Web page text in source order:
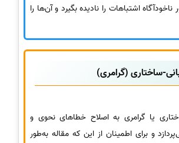
اشتباهات را نادیده بگیرد و آن‌ها را
ساختاری (گرامری)
یا گرامری به اصلاح خطاهای نحوی و
و برای اطمینان از این که مقاله به‌طور